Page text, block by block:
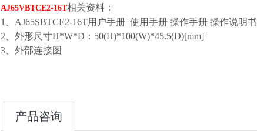
AJ65VBTCE2-16T相关资料：
1、 AJ65SBTCE2-16T用户手册 使用手册 操作手册 操作说明书
2、外形尺寸H*W*D：50(H)*100(W)*45.5(D)[mm]
3、外部连接图
产品咨询